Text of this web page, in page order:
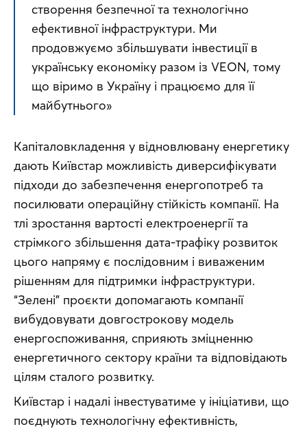
створення безпечної та технологічно
ефективної інфраструктури. Ми
продовжуємо збільшувати інвестиції в
українську економіку разом із VEON, тому
що віримо в Україну і працюємо для її
майбутнього»
Капіталовкладення у відновлювану енергетику
дають Київстар можливість диверсифікувати
підходи до забезпечення енергопотреб та
посилювати операційну стійкість компанії. На
тлі зростання вартості електроенергії та
стрімкого збільшення дата‑трафіку розвиток
цього напряму є послідовним і виваженим
рішенням для підтримки інфраструктури.
“Зелені” проєкти допомагають компанії
вибудовувати довгострокову модель
енергоспоживання, сприяють зміцненню
енергетичного сектору країни та відповідають
цілям сталого розвитку.
Київстар і надалі інвестуватиме у ініціативи, що
поєднують технологічну ефективність,